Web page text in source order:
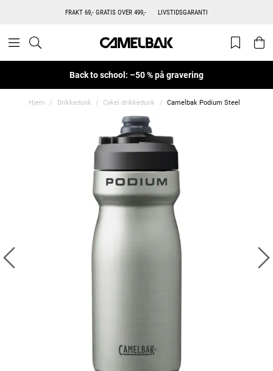
FRAKT 69,- GRATIS OVER 499,- LIVSTIDSGARANTI
Back to school: –50 % på gravering
Hjem Drikkedunk Cykel drikkedunk Camelbak Podium Steel